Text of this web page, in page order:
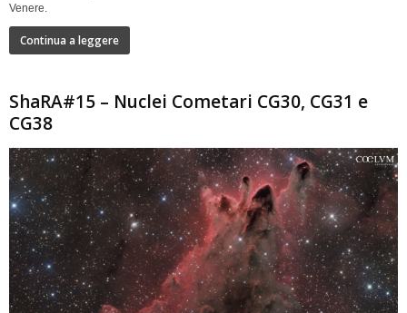
Venere.
Continua a leggere
ShaRA#15 – Nuclei Cometari CG30, CG31 e
CG38